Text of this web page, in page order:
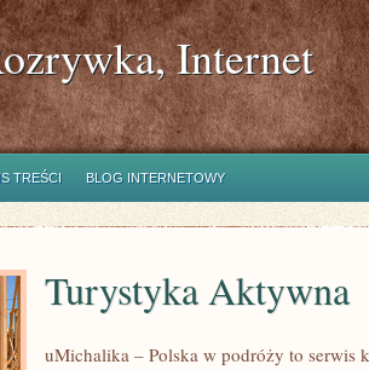
Internet
TREŚCI BLOG INTERNETOWY
Turystyka Aktywna
uMichalika – Polska w podróży to serwis